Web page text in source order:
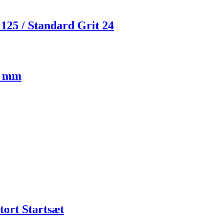
/ Standard Grit 24
mm
Startsæt